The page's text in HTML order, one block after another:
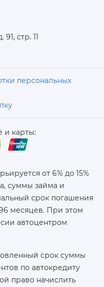
стр. 11
персональных
и карты:
от 6% до 15%
суммы займа и
срок погашения
месяцев. При этом
автоцентром
срок суммы
по автокредиту
право начислить